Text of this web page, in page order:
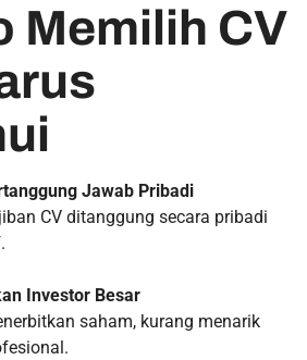
Memilih CV
Jawab Pribadi
CV ditanggung secara pribadi
Investor Besar
saham, kurang menarik